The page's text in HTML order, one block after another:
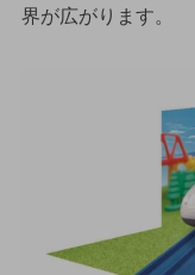
界が広がります。